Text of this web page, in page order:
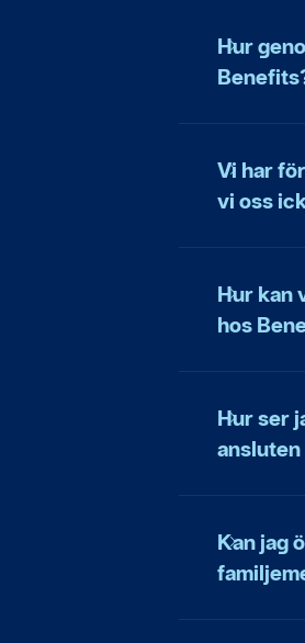
Hur
Vi har
vi oss
Hur kan
hos
Hur ser
Kan jag